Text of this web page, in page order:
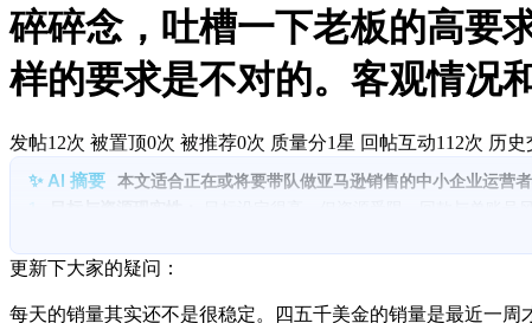
碎碎念，吐槽一下老板的高要
样的要求是不对的。客观情况
发帖12次 被置顶0次 被推荐0次 质量分1星 回帖互动112次 历史
本文适合正在或将要带队做亚马逊销售的中小企业运营
3. 团队与运营压力：单人承担客服、数据与测评，工作强度高、情
5. 风险与治理：账号安全与站外折扣受限，担心因违规或流量策略
更新下大家的疑问：
每天的销量其实还不是很稳定。四五千美金的销量是最近一